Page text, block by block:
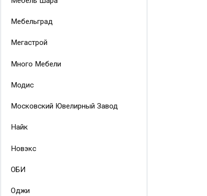
Мебельград
Мегастрой
Много Мебели
Модис
Московский Ювелирный Завод
Найк
Новэкс
ОБИ
Оджи